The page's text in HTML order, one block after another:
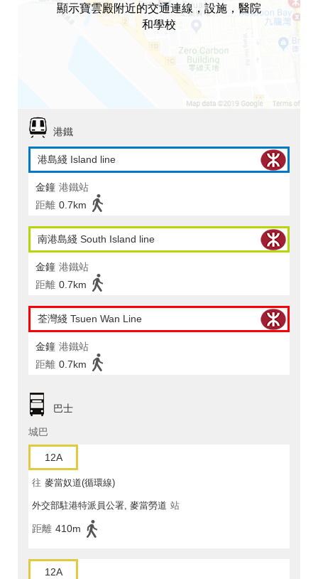
顯示寶雲殿附近的交通連線，設施，醫院
和學校
港鐵
港島綫 Island line
金鐘 港鐵站
距離 0.7km
南港島綫 South Island line
金鐘 港鐵站
距離 0.7km
荃灣綫 Tsuen Wan Line
金鐘 港鐵站
距離 0.7km
巴士
城巴
12A
往 麥當奴道(循環線)
外交部駐港特派員公署, 麥當勞道 站
距離 410m
12A